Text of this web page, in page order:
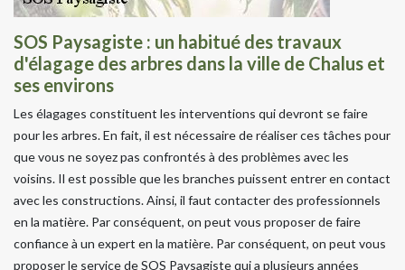
SOS Paysagiste : un habitué des travaux
d'élagage des arbres dans la ville de Chalus et
ses environs
Les élagages constituent les interventions qui devront se faire
pour les arbres. En fait, il est nécessaire de réaliser ces tâches pour
que vous ne soyez pas confrontés à des problèmes avec les
voisins. Il est possible que les branches puissent entrer en contact
avec les constructions. Ainsi, il faut contacter des professionnels
en la matière. Par conséquent, on peut vous proposer de faire
confiance à un expert en la matière. Par conséquent, on peut vous
proposer le service de SOS Paysagiste qui a plusieurs années